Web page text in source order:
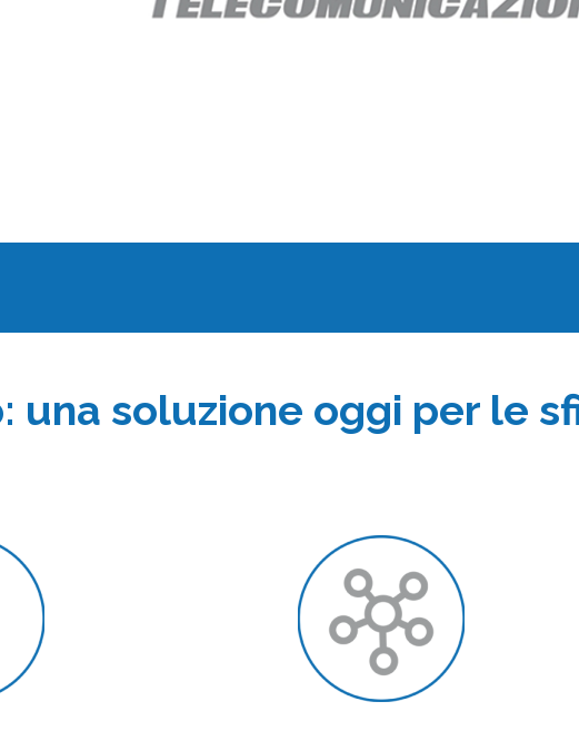
una soluzione oggi per le